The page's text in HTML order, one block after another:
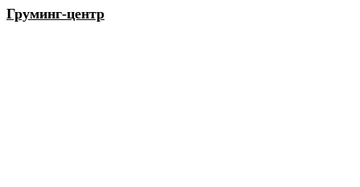
Груминг-центр